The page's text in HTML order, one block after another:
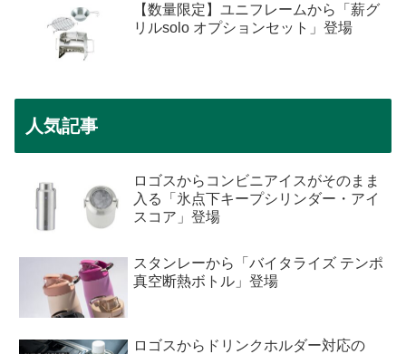
【数量限定】ユニフレームから「薪グ
リルsolo オプションセット」登場
人気記事
ロゴスからコンビニアイスがそのまま
入る「氷点下キープシリンダー・アイ
スコア」登場
スタンレーから「バイタライズ テンポ
真空断熱ボトル」登場
ロゴスからドリンクホルダー対応の